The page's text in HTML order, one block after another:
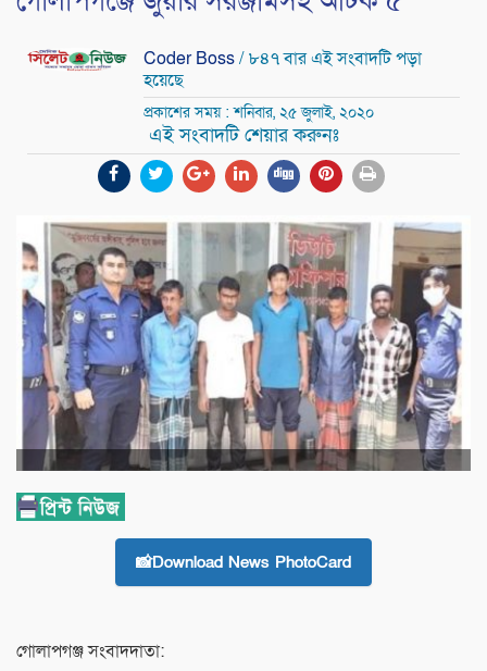
Coder Boss/ ৮৪৭ বার এই সংবাদটি পড়া
হয়েছে
প্রকাশের সময় : শনিবার, ২৫ জুলাই, ২০২০
এই সংবাদটি শেয়ার করুনঃ
📸Download News PhotoCard
গোলাপগঞ্জ সংবাদদাতা: